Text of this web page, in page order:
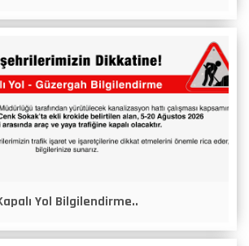
Yol Bilgilendirme..